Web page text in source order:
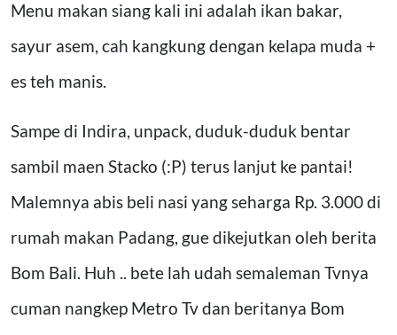
Menu makan siang kali ini adalah ikan bakar,
sayur asem, cah kangkung dengan kelapa muda +
es teh manis.
Sampe di Indira, unpack, duduk-duduk bentar
sambil maen Stacko (:P) terus lanjut ke pantai!
Malemnya abis beli nasi yang seharga Rp. 3.000 di
rumah makan Padang, gue dikejutkan oleh berita
Bom Bali. Huh .. bete lah udah semaleman Tvnya
cuman nangkep Metro Tv dan beritanya Bom